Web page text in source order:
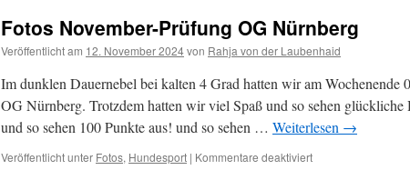
Fotos November-Prüfung OG Nürnberg
Veröffentlicht am 12. November 2024von Rahja von der Laubenhaid
Im dunklen Dauernebel bei kalten 4 Grad hatten wir am Wochenende
OG Nürnberg. Trotzdem hatten wir viel Spaß und so sehen
und so sehen 100 Punkte aus! und so sehen … Weiterlesen →
Veröffentlicht unter Fotos, Hundesport | Kommentare deaktiviertfür